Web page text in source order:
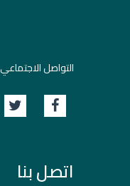
التواصل الاجتماعي
اتصل بنا